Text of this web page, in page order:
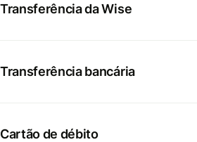
Transferência da Wise
Transferência bancária
Cartão de débito